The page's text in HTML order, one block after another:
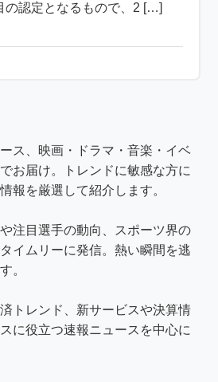
の認定となるもので、2 […]
ス、映画・ドラマ・音楽・イベ
お届け。トレンドに敏感な方に
報を厳選して紹介します。
注目選手の動向、スポーツ界の
イムリーに発信。熱い瞬間を逃
。
トレンド、新サービスや決算情
に役立つ速報ニュースを中心に